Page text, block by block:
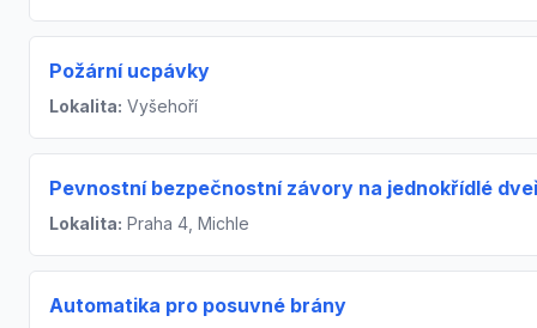
Požární ucpávky
Lokalita: Vyšehoří
Pevnostní bezpečnostní závory na jednokřídlé
Lokalita: Praha 4, Michle
Automatika pro posuvné brány